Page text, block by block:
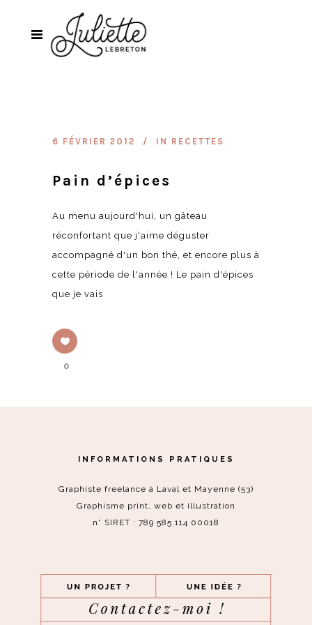
6 FÉVRIER 2012 IN RECETTES
Pain d’épices
Au menu aujourd'hui, un gâteau
réconfortant que j'aime déguster
accompagné d'un bon thé, et encore plus à
cette période de l'année ! Le pain d'épices
que je vais
0
INFORMATIONS PRATIQUES
Graphiste freelance à Laval et Mayenne (53)
Graphisme print, web et illustration
n° SIRET : 789 585 114 00018